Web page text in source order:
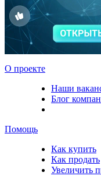
О проекте
Наши
Блог
Помощь
Как купить
Как продать
Увеличить